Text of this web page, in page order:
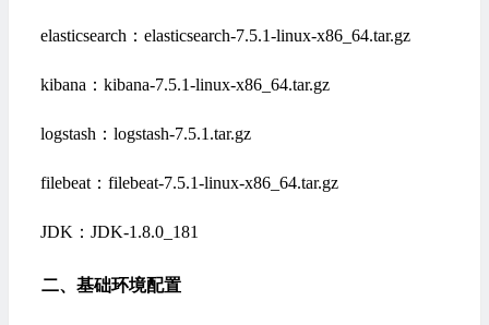
elasticsearch：elasticsearch-7.5.1-linux-x86_64.tar.gz
kibana：kibana-7.5.1-linux-x86_64.tar.gz
logstash：logstash-7.5.1.tar.gz
filebeat：filebeat-7.5.1-linux-x86_64.tar.gz
JDK：JDK-1.8.0_181
二、基础环境配置